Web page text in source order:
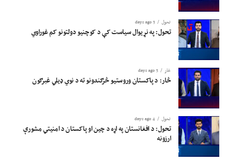
تحول 3 days ago
تحول: په نړیوال سیاست کې د کوچنیو دولتونو کم غوراوي
څار 3 days ago
څار: د پاکستان وروستیو څرګندونو ته د نوي ډیلي غبرګون
تحول 4 days ago
تحول: د افغانستان په اړه د چین او پاکستان د امنیتي مشورې
ارزونه